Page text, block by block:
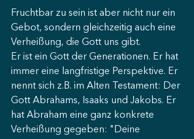
Fruchtbar zu sein ist aber nicht nur ein
Gebot, sondern gleichzeitig auch eine
Verheißung, die Gott uns gibt.
Er ist ein Gott der Generationen. Er hat
immer eine langfristige Perspektive. Er
nennt sich z.B. im Alten Testament: Der
Gott Abrahams, Isaaks und Jakobs. Er
hat Abraham eine ganz konkrete
Verheißung gegeben: "Deine